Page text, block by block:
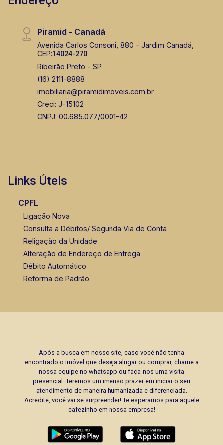
Murilo Bazilio
CRECI 307.010 - Venda
Corretor(a) Online
CORRETOR DE PLANTÃO
(16) 99799-9323
Piramid - Canadá
Avenida Carlos Consoni, 880 - Jardim Canadá,
CEP:14024-270
Ribeirão Preto - SP
(16) 2111-8888
imobiliaria@piramidimoveis.com.br
Creci: J-15102
CNPJ: 00.685.077/0001-42
Links Úteis
CPFL
Ligação Nova
Consulta a Débitos/ Segunda Via de Conta
Religação da Unidade
Alteração de Endereço de Entrega
Débito Automático
Reforma de Padrão
Após a busca em nosso site, caso você não tenha
encontrado o imóvel que deseja alugar ou comprar, chame a
nossa equipe no whatsapp ou faça-nos uma visita
presencial. Teremos um imenso prazer em iniciar o seu
atendimento de maneira humanizada e diferenciada.
Acredite, você vai se surpreender! Te esperamos para aquele
cafezinho em nossa empresa!